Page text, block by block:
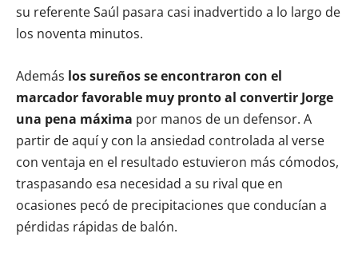
su referente Saúl pasara casi inadvertido a lo largo de
los noventa minutos.
Además los sureños se encontraron con el
marcador favorable muy pronto al convertir Jorge
una pena máxima por manos de un defensor. A
partir de aquí y con la ansiedad controlada al verse
con ventaja en el resultado estuvieron más cómodos,
traspasando esa necesidad a su rival que en
ocasiones pecó de precipitaciones que conducían a
pérdidas rápidas de balón.